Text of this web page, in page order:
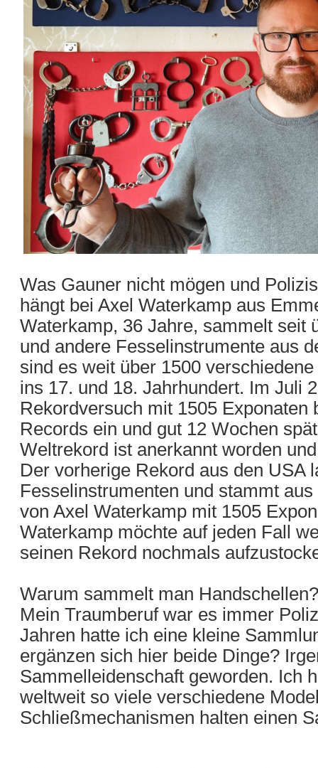
Was Gauner nicht mögen und
hängt bei Axel Waterkamp aus
Waterkamp, 36 Jahre, sammelt seit
und andere Fesselinstrumente aus
sind es weit über 1500
ins 17. und 18. Jahrhundert. Im Juli
Rekordversuch mit 1505 Exponaten
Records ein und gut 12 Wochen
Weltrekord ist anerkannt worden
Der vorherige Rekord aus den USA
Fesselinstrumenten und stammt
von Axel Waterkamp mit 1505
Waterkamp möchte auf jeden Fall
seinen Rekord nochmals
Warum sammelt man Handschellen?
Mein Traumberuf war es immer
Jahren hatte ich eine kleine
ergänzen sich hier beide Dinge?
Sammelleidenschaft geworden. Ich
weltweit so viele verschiedene
Schließmechanismen halten einen